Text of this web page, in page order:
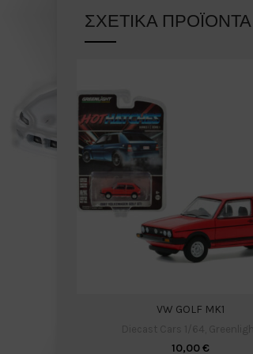
ΣΧΕΤΙΚΆ ΠΡΟΪΌΝΤΑ
VW GOLF MK1
10,00€